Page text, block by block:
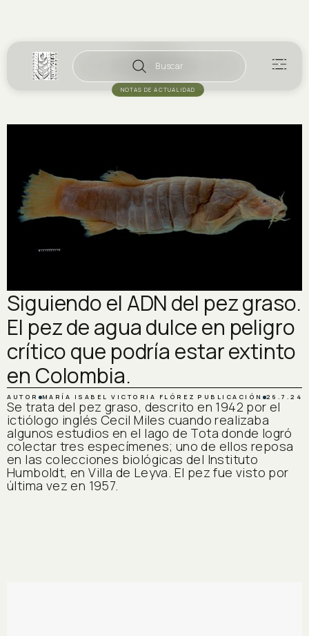
Buscar
NOTAS DE ACTUALIDAD
Siguiendo el ADN del pez graso.
El pez de agua dulce en peligro
crítico que podría estar extinto
en Colombia.
AUTOR MARÍA ISABEL VICTORIA FLÓREZ PUBLICACIÓN 26.7.24
Se trata del pez graso, descrito en 1942 por el
ictiólogo inglés Cecil Miles cuando realizaba
algunos estudios en el lago de Tota donde logró
colectar tres especímenes; uno de ellos reposa
en las colecciones biológicas del Instituto
Humboldt, en Villa de Leyva. El pez fue visto por
última vez en 1957.